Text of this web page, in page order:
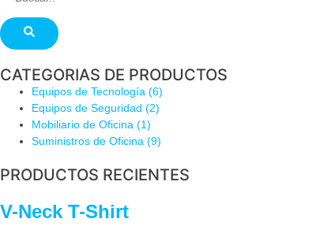
CATEGORIAS DE PRODUCTOS
Equipos de Tecnología (6)
Equipos de Seguridad (2)
Mobiliario de Oficina (1)
Suministros de Oficina (9)
PRODUCTOS RECIENTES
V-Neck T-Shirt